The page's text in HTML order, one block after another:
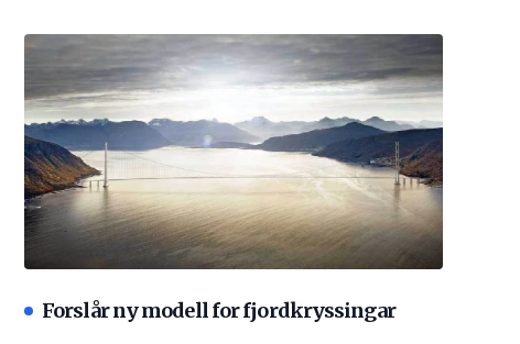
Forslår ny modell for fjordkryssingar